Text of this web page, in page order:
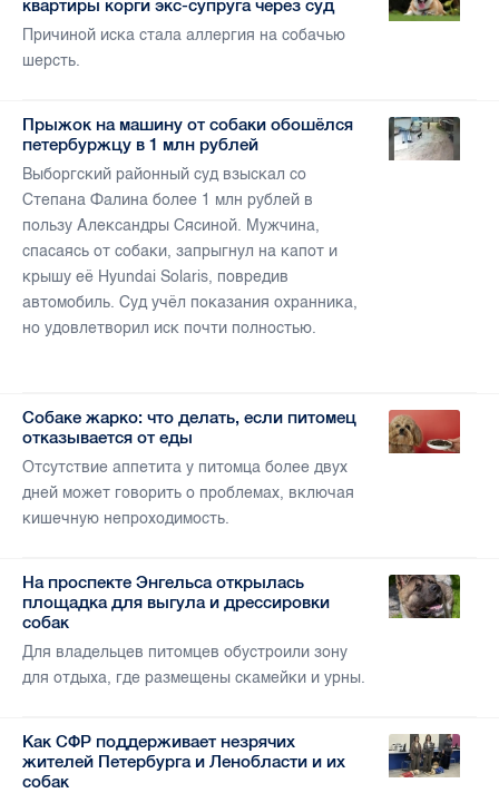
квартиры корги экс-супруга через суд
Причиной иска стала аллергия на собачью
шерсть.
Прыжок на машину от собаки обошёлся
петербуржцу в 1 млн рублей
Выборгский районный суд взыскал со
Степана Фалина более 1 млн рублей в
пользу Александры Сясиной. Мужчина,
спасаясь от собаки, запрыгнул на капот и
крышу её Hyundai Solaris, повредив
автомобиль. Суд учёл показания охранника,
но удовлетворил иск почти полностью.
Собаке жарко: что делать, если питомец
отказывается от еды
Отсутствие аппетита у питомца более двух
дней может говорить о проблемах, включая
кишечную непроходимость.
На проспекте Энгельса открылась
площадка для выгула и дрессировки
собак
Для владельцев питомцев обустроили зону
для отдыха, где размещены скамейки и урны.
Как СФР поддерживает незрячих
жителей Петербурга и Ленобласти и их
собак